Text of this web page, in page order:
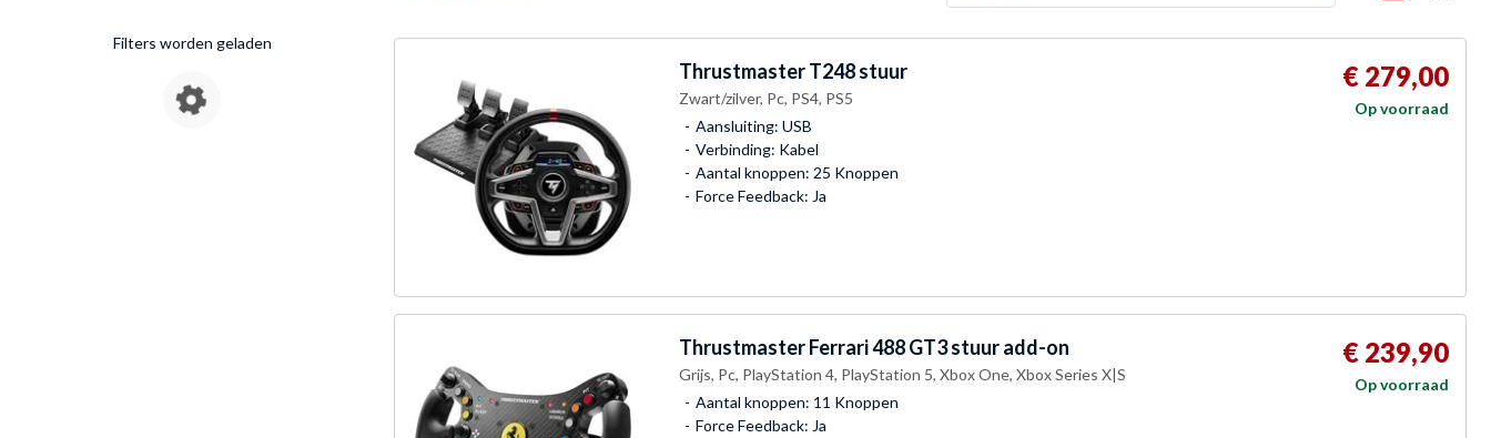
Filters worden geladen
ThrustmasterT248 stuur
Zwart/zilver, Pc, PS4, PS5
Aansluiting: USB
Verbinding: Kabel
Aantal knoppen: 25 Knoppen
Force Feedback: Ja
€ 279,00
Op voorraad
ThrustmasterFerrari 488 GT3 stuur add-on
Grijs, Pc, PlayStation 4, PlayStation 5, Xbox One, Xbox Series X|S
Aantal knoppen: 11 Knoppen
Force Feedback: Ja
€ 239,90
Op voorraad